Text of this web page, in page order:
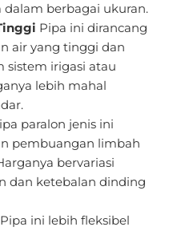
berbagai ukuran.
Pipa ini dirancang
air yang tinggi dan
sistem irigasi atau
lebih mahal
paralon jenis ini
pembuangan limbah
bervariasi
dan ketebalan dinding
Pipa ini lebih fleksibel